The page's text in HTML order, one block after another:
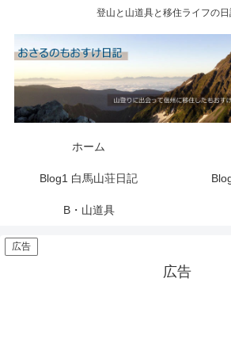
登山と山道具と移住ライフの
ホーム
Blog1 白馬山荘日記
B・山道具
広告
広告